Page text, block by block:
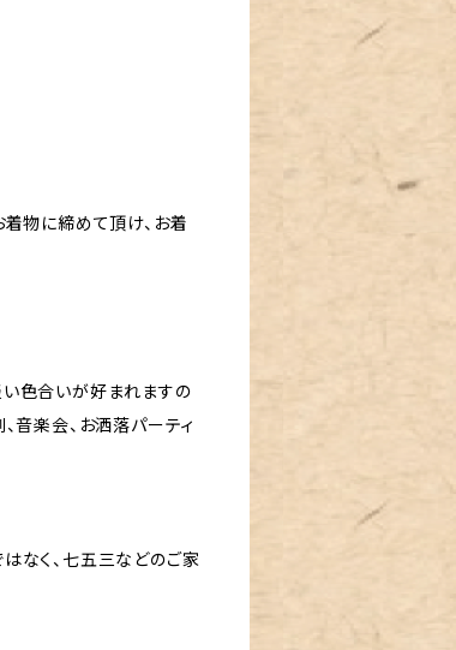
物に締めて頂け、お着
色合いが好まれますの
音楽会、お洒落パーティ
なく、七五三などのご家